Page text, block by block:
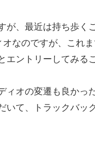
、最近は持ち歩く
なのですが、これ
ントリーしてみる
オの変遷も良かっ
て、トラックバッ